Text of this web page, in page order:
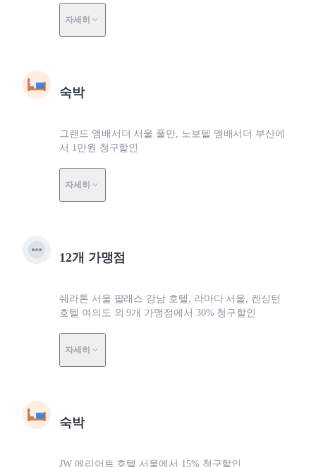
자세히
숙박
그랜드 앰배서더 서울 풀만, 노보텔 앰배서더 부산에
서 1만원 청구할인
자세히
12개 가맹점
쉐라톤 서울 팔래스 강남 호텔, 라마다 서울, 켄싱턴
호텔 여의도 외 9개 가맹점에서 30% 청구할인
자세히
숙박
JW 메리어트 호텔 서울에서 15% 청구할인